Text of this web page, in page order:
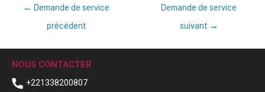
← Demande de service
précédent
Demande de service
suivant →
NOUS CONTACTER
+221338200807